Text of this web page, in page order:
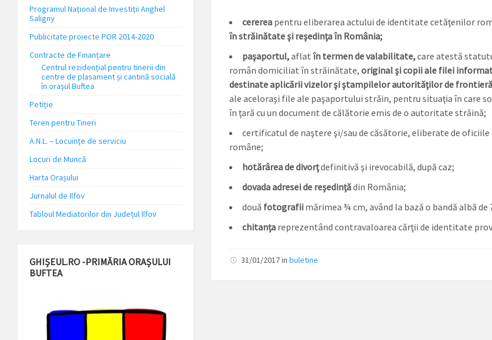
cererea pentru eliberarea actului de identitate cetăţenilor
în străinătate şi reşedinţa în România;
paşaportul,aflat în termen de valabilitate,care atestă
român domiciliat în străinătate, original şi copii ale filei
destinate aplicării vizelor şi ştampilelor autorităţilor de
ale aceloraşi file ale paşaportului străin, pentru situaţia în care
în ţară cu un document de călătorie emis de o autoritate străină;
certificatul de naştere şi/sau de căsătorie, eliberate de oficiile
române;
hotărârea de divorţdefinitivă şi irevocabilă, după caz;
dovada adresei de reşedinţădin România;
două fotografii mărimea ¾ cm, având la bază o bandă albă de
chitanţareprezentând contravaloarea cărţii de identitate
31/01/2017in buletine
Programul Național de Investiții Anghel
Saligny
Publicitate proiecte POR 2014-2020
Contracte de Finanțare
Centrul rezidențial pentru tinerii din
centre de plasament și cantină socială
în orașul Buftea
Petiție
Teren pentru Tineri
A.N.L. – Locuinţe de serviciu
Locuri de Muncă
Harta Orașului
Jurnalul de Ilfov
Tabloul Mediatorilor din Județul Ilfov
GHIȘEUL.RO -PRIMĂRIA ORAȘULUI
BUFTEA